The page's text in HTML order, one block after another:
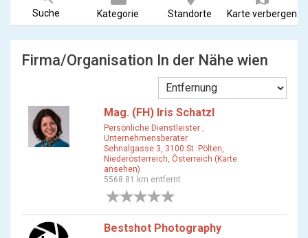
Suche Kategorie Standorte Karte verbergen
Firma/Organisation In der Nähe wien
Mag. (FH) Iris Schatzl
Persönliche Dienstleister ,
Unternehmensberater
Sehnalgasse 3, 3100 St. Pölten,
Niederösterreich, Österreich (Karte
ansehen)
5568.81 km entfernt
Bestshot Photography